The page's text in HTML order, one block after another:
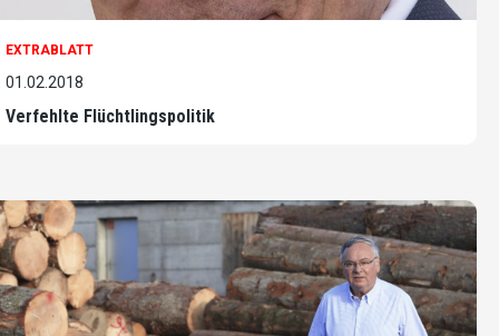
EXTRABLATT
01.02.2018
Verfehlte Flüchtlingspolitik